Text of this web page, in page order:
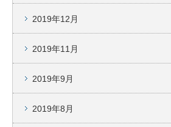
2019年12月
2019年11月
2019年9月
2019年8月